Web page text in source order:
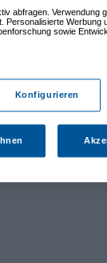
abfragen. Verwendung
Personalisierte Werbung
sowie
Konfigurieren